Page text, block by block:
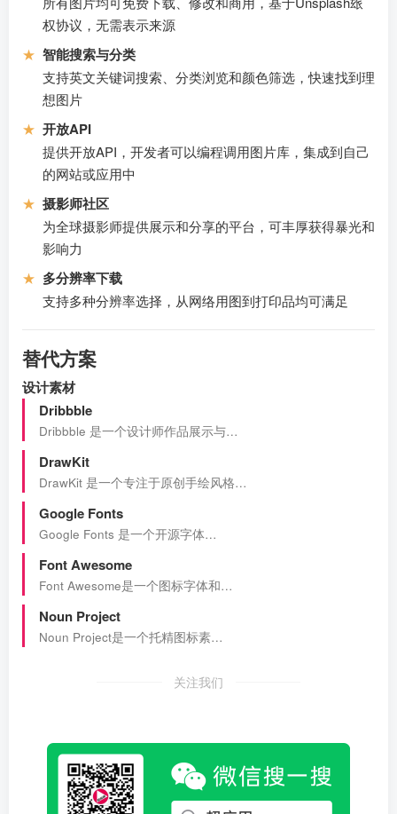
权协议，无需表示来源
★ 智能搜索与分类
支持英文关键词搜索、分类浏览和颜色筛选，快速找到理
想图片
★ 开放API
提供开放API，开发者可以编程调用图片库，集成到自己
的网站或应用中
★ 摄影师社区
为全球摄影师提供展示和分享的平台，可丰厚获得暴光和
影响力
★ 多分辨率下载
支持多种分辨率选择，从网络用图到打印品均可满足
替代方案
设计素材
Dribbble
Dribbble 是一个设计师作品展示与…
DrawKit
DrawKit 是一个专注于原创手绘风格…
Google Fonts
Google Fonts 是一个开源字体…
Font Awesome
Font Awesome是一个图标字体和…
Noun Project
Noun Project是一个托精图标素…
关注我们